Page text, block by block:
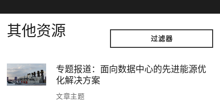
其他资源 过滤器
文章主题
专题报道：面向数据中心的先进能源优
化解决方案